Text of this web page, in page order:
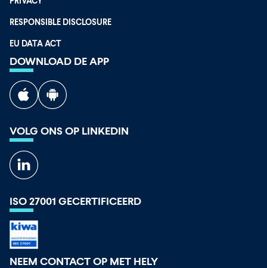
RESPONSIBLE DISCLOSURE
EU DATA ACT
DOWNLOAD DE APP
VOLG ONS OP LINKEDIN
ISO 27001 GECERTIFICEERD
NEEM CONTACT OP MET HELY